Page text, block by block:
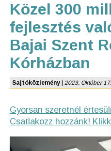
Közel 300
fejlesztés
Bajai Szent
Kórházban
Sajtóközlemény 2023. Október
Gyorsan szeretnél
Csatlakozz hozzánk!